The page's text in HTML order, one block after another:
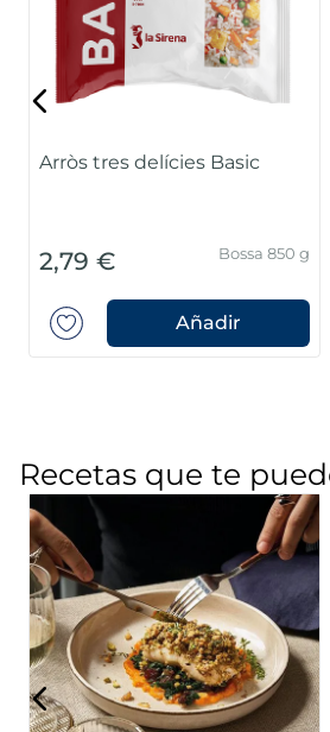
Arròs tres delícies Basic
2,79 € Bossa 850 g
Añadir
Recetas que te